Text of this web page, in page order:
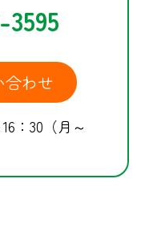
合わせ
：30（月～